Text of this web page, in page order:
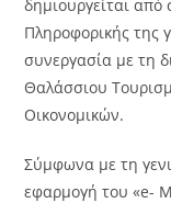
δημιουργείται
Πληροφορικής της
συνεργασία με τη
Θαλάσσιου
Οικονομικών.
Σύμφωνα με τη
εφαρμογή του «e-